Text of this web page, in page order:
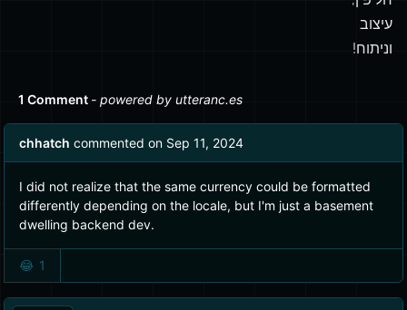
עיצוב
וניתוח!